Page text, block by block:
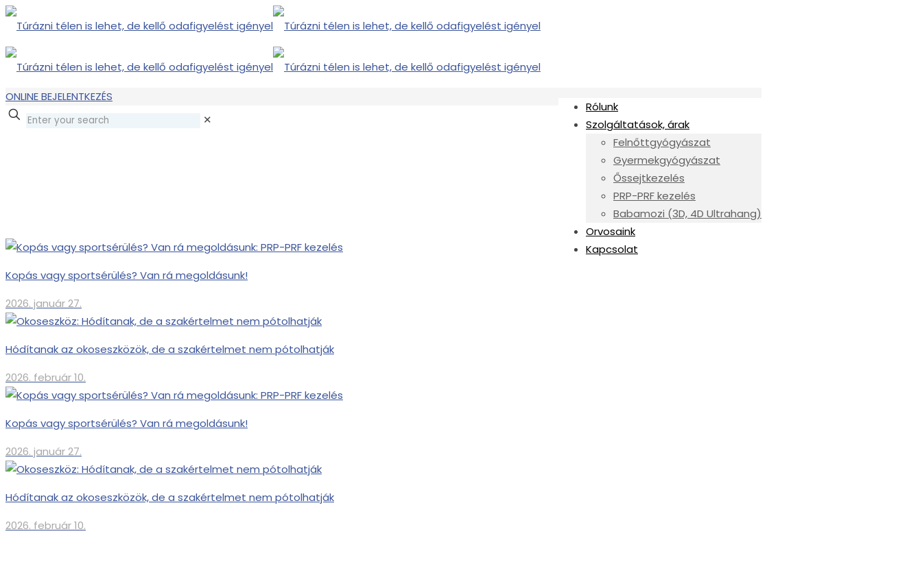
Rólunk
Szolgáltatások, árak
Felnőttgyógyászat
Gyermekgyógyászat
Őssejtkezelés
PRP-PRF kezelés
Babamozi (3D, 4D Ultrahang)
Orvosaink
Kapcsolat
ONLINE BEJELENTKEZÉS
✕
Kopás vagy sportsérülés? Van rá megoldásunk!
2026. január 27.
Hódítanak az okoseszközök, de a szakértelmet nem pótolhatják
2026. február 10.
Kopás vagy sportsérülés? Van rá megoldásunk!
2026. január 27.
Hódítanak az okoseszközök, de a szakértelmet nem pótolhatják
2026. február 10.